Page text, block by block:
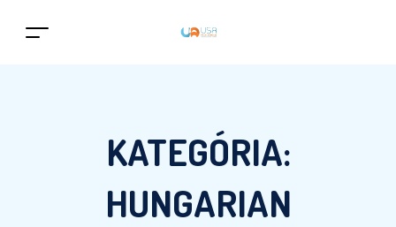
KATEGÓRIA:
HUNGARIAN